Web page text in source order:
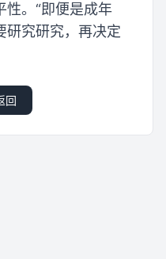
性。“即便是成年
研究研究，再决定
回